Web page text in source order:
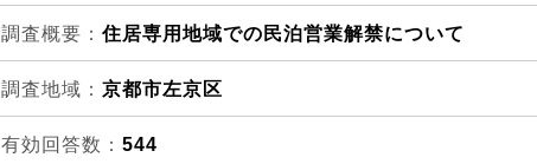
調査概要： 住居専用地域での民泊営業解禁について
調査地域： 京都市左京区
有効回答数： 544